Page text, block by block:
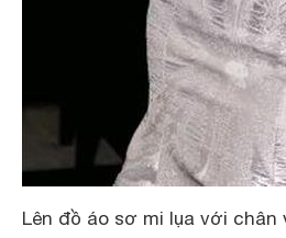
Lên đồ áo sơ mi lụa với chân